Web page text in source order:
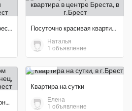
1комнатная квартира в Бресте рядом с жд и автовокзалами Посуточно красивая квартира в центре Бреста
Наталья
1 объявление
Жилой дом в уютном районном городе Каменец, Брестская област
Квартира на сутки
Елена
1 объявление